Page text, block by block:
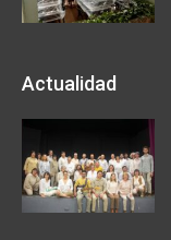
Actualidad